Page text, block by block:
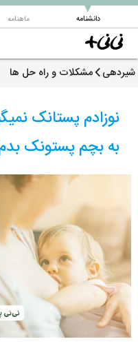
دانشنامه
▼ ماهنامه
شیردهی مشکلات و راه حل ها
نوزادم پستانک
به بچم پستونک